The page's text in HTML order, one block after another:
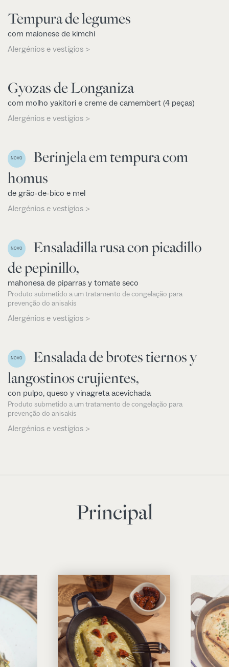
Tempura de legumes
com maionese de kimchi
Alergénios e vestígios >
Gyozas de Longaniza
com molho yakitori e creme de camembert (4 peças)
Alergénios e vestígios >
NOVO
Berinjela em tempura com
homus
de grão-de-bico e mel
Alergénios e vestígios >
NOVO
Ensaladilla rusa con picadillo
de pepinillo,
mahonesa de piparras y tomate seco
Produto submetido a um tratamento de congelação para
prevenção do anisakis
Alergénios e vestígios >
NOVO
Ensalada de brotes tiernos y
langostinos crujientes,
con pulpo, queso y vinagreta acevichada
Produto submetido a um tratamento de congelação para
prevenção do anisakis
Alergénios e vestígios >
Principal